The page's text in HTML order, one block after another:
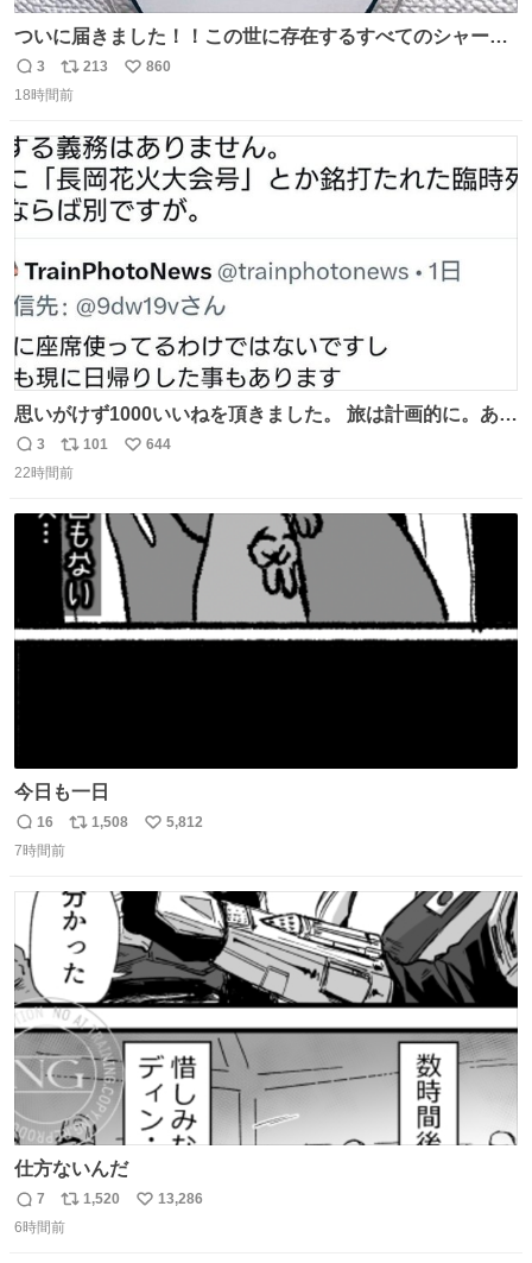
ついに届きました！！この世に存在するすべてのシャーロ
ック・ホームズに「ワトソン」と喋ってもらうためのアク
スタです！！！
返
信
3
リ
ポ
ト
数
213
い
数
860
18時間前
思いがけず1000いいねを頂きました。 旅は計画的に。あな
たの旅は誰も保証してくれない。 お金を出したら際限なく
ワガママを受け入れてくれると思うな。それはカスハラ。
言え。 以上、乗り鉄の端くれの意見でした。
返
信
3
リ
ポ
ト
数
101
い
数
644
22時間前
今日も一日
返
信
16
リ
ト
数
1,508
い
数
5,812
7時間前
仕方ないんだ
返
信
7
リ
ポ
1,520
い
13,286
6時間前